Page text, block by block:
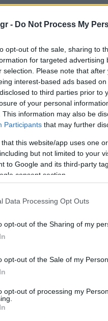
- Do Not Process My
opt-out of the sale, sharing to
for targeted
selection. Please note that
interest-based ads based
to third parties prior to
of your personal
This information may also be
Participants that may further
that this website/app uses one
but not limited to your
to Google and its third-party
consent section.
Data Processing Opt Outs
opt-out of the Sharing of my
opt-out of the Sale of my
opt-out of processing my
εταιρείας, βρίσκεται η
της εργοστάσια.
των δασμών στους
, μιας θυγατρικής της
θα κατασκευάζονται στην
της Ιταλίας,
τες να κατασκευάσουν
προϋποθέσεις. Οι νέοι
7,8%για την Tesla, η οποία
άλλους κατασκευαστές όπως
οι δασμοί μπορούν να
τον ανταγωνισμό στην
στην
τους κινεζικούς